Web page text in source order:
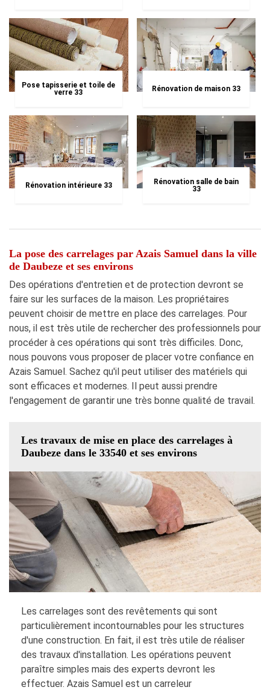
Pose tapisserie et toile de
verre 33
Rénovation de maison 33
Rénovation intérieure 33
Rénovation salle de bain
33
La pose des carrelages par Azais Samuel dans la ville
de Daubeze et ses environs
Des opérations d'entretien et de protection devront se
faire sur les surfaces de la maison. Les propriétaires
peuvent choisir de mettre en place des carrelages. Pour
nous, il est très utile de rechercher des professionnels pour
procéder à ces opérations qui sont très difficiles. Donc,
nous pouvons vous proposer de placer votre confiance en
Azais Samuel. Sachez qu'il peut utiliser des matériels qui
sont efficaces et modernes. Il peut aussi prendre
l'engagement de garantir une très bonne qualité de travail.
Les travaux de mise en place des carrelages à
Daubeze dans le 33540 et ses environs
Les carrelages sont des revêtements qui sont
particulièrement incontournables pour les structures
d'une construction. En fait, il est très utile de réaliser
des travaux d'installation. Les opérations peuvent
paraître simples mais des experts devront les
effectuer. Azais Samuel est un carreleur